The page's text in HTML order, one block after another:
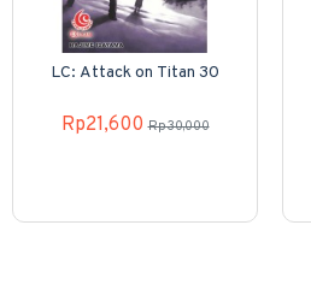
LC: Attack on Titan 30
Rp21,600 Rp30,000